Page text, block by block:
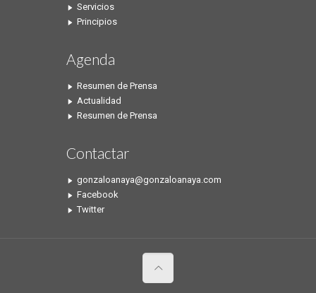
Servicios
Principios
Agenda
Resumen de Prensa
Actualidad
Resumen de Prensa
Contactar
gonzaloanaya@gonzaloanaya.com
Facebook
Twitter